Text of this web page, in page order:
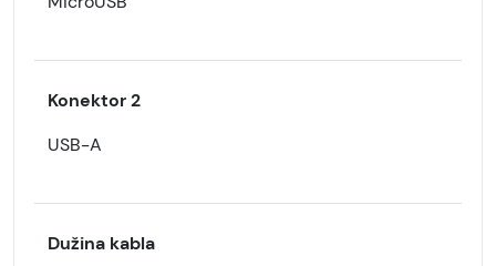
Konektor 2
USB-A
Dužina kabla